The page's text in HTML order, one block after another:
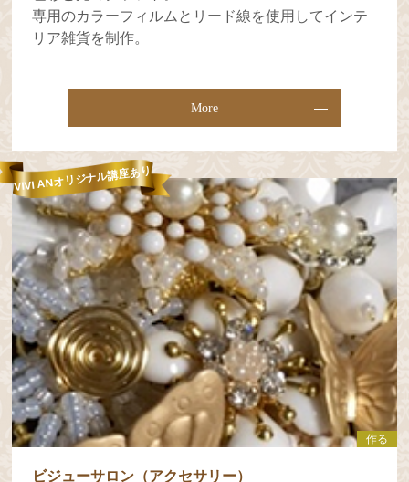
専用のカラーフィルムとリード線を使用してインテ
リア雑貨を制作。
More
VIVI ANオリジナル講座あり
作る
ビジューサロン（アクセサリー）